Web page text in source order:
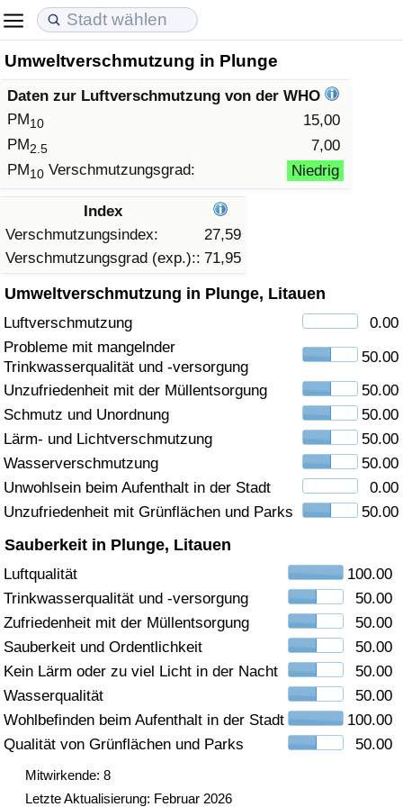
Umweltverschmutzung in Plunge
Daten zur Luftverschmutzung von der WHO
PM10
15,00
PM2.5
7,00
PM10 Verschmutzungsgrad: Niedrig
Index
Verschmutzungsindex:
27,59
Verschmutzungsgrad (exp.):: 71,95
Umweltverschmutzung in Plunge, Litauen
Luftverschmutzung
0.00
Probleme mit mangelnder
Trinkwasserqualität und -versorgung
50.00
Unzufriedenheit mit der Müllentsorgung
50.00
Schmutz und Unordnung
50.00
Lärm- und Lichtverschmutzung
50.00
Wasserverschmutzung
50.00
Unwohlsein beim Aufenthalt in der Stadt
0.00
Unzufriedenheit mit Grünflächen und Parks
50.00
Sauberkeit in Plunge, Litauen
Luftqualität
100.00
Trinkwasserqualität und -versorgung
50.00
Zufriedenheit mit der Müllentsorgung
50.00
Sauberkeit und Ordentlichkeit
50.00
Kein Lärm oder zu viel Licht in der Nacht
50.00
Wasserqualität
50.00
Wohlbefinden beim Aufenthalt in der Stadt
100.00
Qualität von Grünflächen und Parks
50.00
Mitwirkende: 8
Letzte Aktualisierung: Februar 2026
Lebenshaltungskosten
Lebenshaltungskosten-Index (aktuell)
Lebenshaltungskosten-Index
Lebenshaltungskosten-Index nach Land
in Akaba
Immobilienpreise
Immobilienpreis-Index (aktuell)
Immobilienpreis-Index
Immobilienpreis-Index nach Land
Lebensqualität
Lebensqualität-Index
Lebensqualität-Index (aktuell)
Lebensqualitätsindex nach Land
Kriminalität
Kriminalitäts-Index (aktuell)
Kriminalitäts-Index
Kriminalitätsindex nach Land
Gesundheitsversorgung
Gesundheitsversorgungs-Index (aktuell)
Gesundheitsversorgungs-Index nach Land
Umweltverschmutzung
Umweltverschmutzungs-Index (aktuell)
Verschmutzungsindex
Verkehr